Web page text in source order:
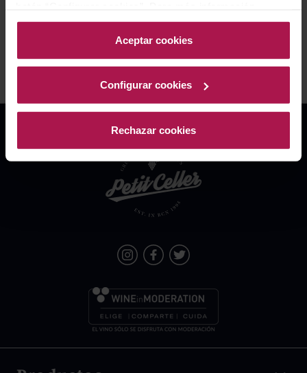
acceda a nuestra Política de Cookies.Para más
información acceda a nuestraPolítica de Cookies
Aceptar cookies
Configurar cookies
Rechazar cookies
AÑADIR